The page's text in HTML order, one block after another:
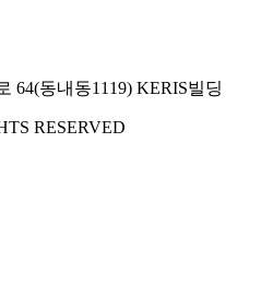
64(동내동1119) KERIS빌딩
RESERVED